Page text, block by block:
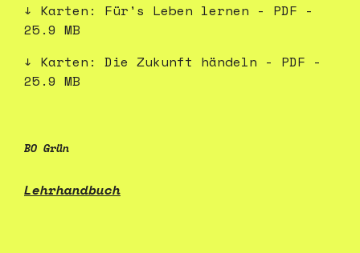
Karten: Für's Leben lernen - PDF -
25.9 MB
Karten: Die Zukunft händeln - PDF -
25.9 MB
BO Grün
Lehrhandbuch